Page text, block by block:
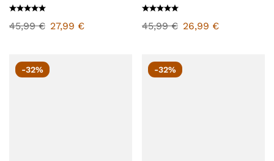
45,99€ 27,99 € 45,99€ 26,99 €
-32% -32%